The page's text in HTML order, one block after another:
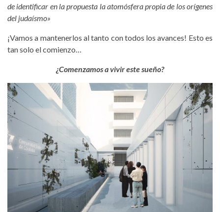
de identificar en la propuesta la atomósfera propia de los orígenes
del judaísmo»
¡Vamos a mantenerlos al tanto con todos los avances! Esto es
tan solo el comienzo…
¿Comenzamos a vivir este sueño?